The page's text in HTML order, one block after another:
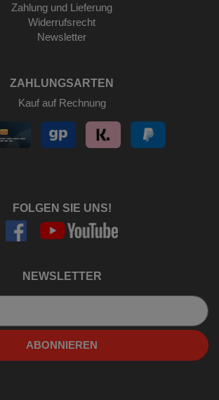
Zahlung und Lieferung
Widerrufsrecht
Newsletter
ZAHLUNGSARTEN
Kauf auf Rechnung
FOLGEN SIE UNS!
NEWSLETTER
ABONNIEREN